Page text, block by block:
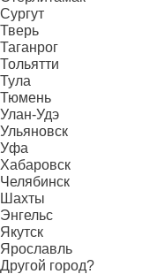
Сургут
Тверь
Таганрог
Тольятти
Тула
Тюмень
Улан-Удэ
Ульяновск
Уфа
Хабаровск
Челябинск
Шахты
Энгельс
Якутск
Ярославль
Другой город?